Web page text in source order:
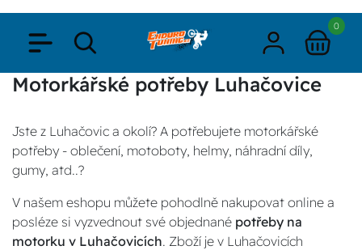
0
Motorkářské potřeby Luhačovice
Jste z Luhačovic a okolí? A potřebujete motorkářské
potřeby - oblečení, motoboty, helmy, náhradní díly,
gumy, atd..?
V našem eshopu můžete pohodlně nakupovat online a
posléze si vyzvednout své objednané potřeby na
motorku v Luhačovicích. Zboží je v Luhačovicích